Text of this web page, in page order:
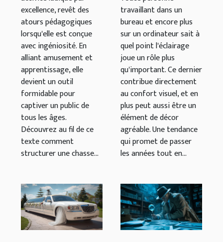
pour tous les
âges
excellence, revêt des
atours pédagogiques
lorsqu'elle est conçue
avec ingéniosité. En
alliant amusement et
apprentissage, elle
devient un outil
formidable pour
captiver un public de
tous les âges.
Découvrez au fil de ce
texte comment
structurer une chasse...
mon bureau ?
travaillant dans un
bureau et encore plus
sur un ordinateur sait à
quel point l'éclairage
joue un rôle plus
qu'important. Ce dernier
contribue directement
au confort visuel, et en
plus peut aussi être un
élément de décor
agréable. Une tendance
qui promet de passer
les années tout en...